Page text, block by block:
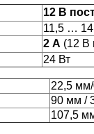
12 В
11,5 …
2 А (12 В
24 Вт
22,5
90 мм /
107,5